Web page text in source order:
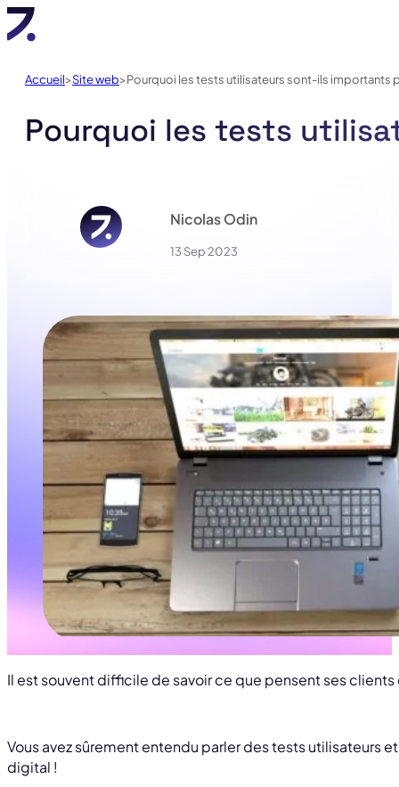
Pourquoi les tests
Accueil Site web Pourquoi les tests utilisateurs sont-ils importants
Nicolas Odin
13 Sep 2023
Il est souvent difficile de savoir ce que pensent ses
Vous avez sûrement entendu parler des tests utilisateurs
digital !